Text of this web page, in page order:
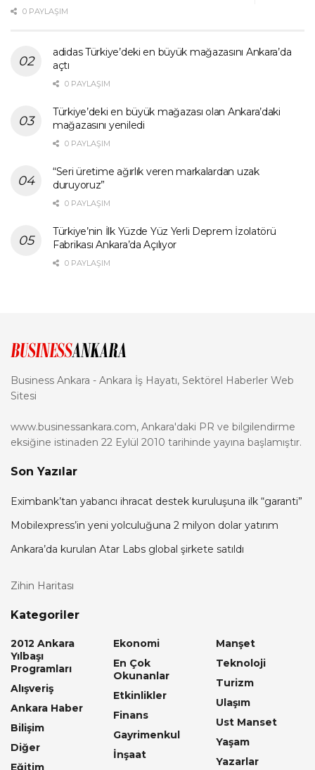
0 PAYLAŞIM
adidas Türkiye’deki en büyük mağazasını Ankara’da
açtı
0 PAYLAŞIM
Türkiye’deki en büyük mağazası olan Ankara’daki
mağazasını yeniledi
0 PAYLAŞIM
“Seri üretime ağırlık veren markalardan uzak
duruyoruz”
0 PAYLAŞIM
Türkiye’nin İlk Yüzde Yüz Yerli Deprem İzolatörü
Fabrikası Ankara’da Açılıyor
0 PAYLAŞIM
Business Ankara - Ankara İş Hayatı, Sektörel Haberler Web
Sitesi
www.businessankara.com, Ankara'daki PR ve bilgilendirme
eksiğine istinaden 22 Eylül 2010 tarihinde yayına başlamıştır.
Son Yazılar
Eximbank’tan yabancı ihracat destek kuruluşuna ilk “garanti”
Mobilexpress’in yeni yolculuğuna 2 milyon dolar yatırım
Ankara’da kurulan Atar Labs global şirkete satıldı
Zihin Haritası
Kategoriler
2012 Ankara
Yılbaşı
Programları
Alışveriş
Ankara Haber
Bilişim
Diğer
Eğitim
Ekonomi
En Çok
Okunanlar
Etkinlikler
Finans
Gayrimenkul
İnşaat
Manşet
Teknoloji
Turizm
Ulaşım
Ust Manset
Yaşam
Yazarlar